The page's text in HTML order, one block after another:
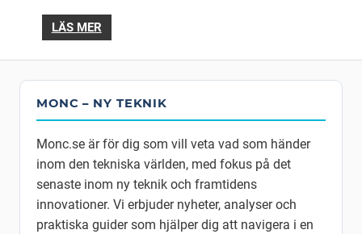
LÄS MER
MONC – NY TEKNIK
Monc.se är för dig som vill veta vad som händer
inom den tekniska världen, med fokus på det
senaste inom ny teknik och framtidens
innovationer. Vi erbjuder nyheter, analyser och
praktiska guider som hjälper dig att navigera i en